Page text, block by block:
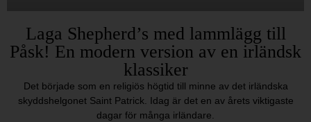
Laga Shepherd’s med lammlägg till
Påsk! En modern version av en irländsk
klassiker
Det började som en religiös högtid till minne av det irländska
skyddshelgonet Saint Patrick. Idag är det en av årets viktigaste
dagar för många irländare.